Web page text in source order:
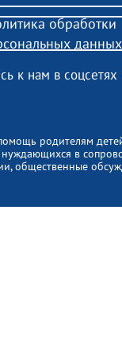
родителям
нуждающихся в
общественные
к нам в соцсетях
обработки
данных